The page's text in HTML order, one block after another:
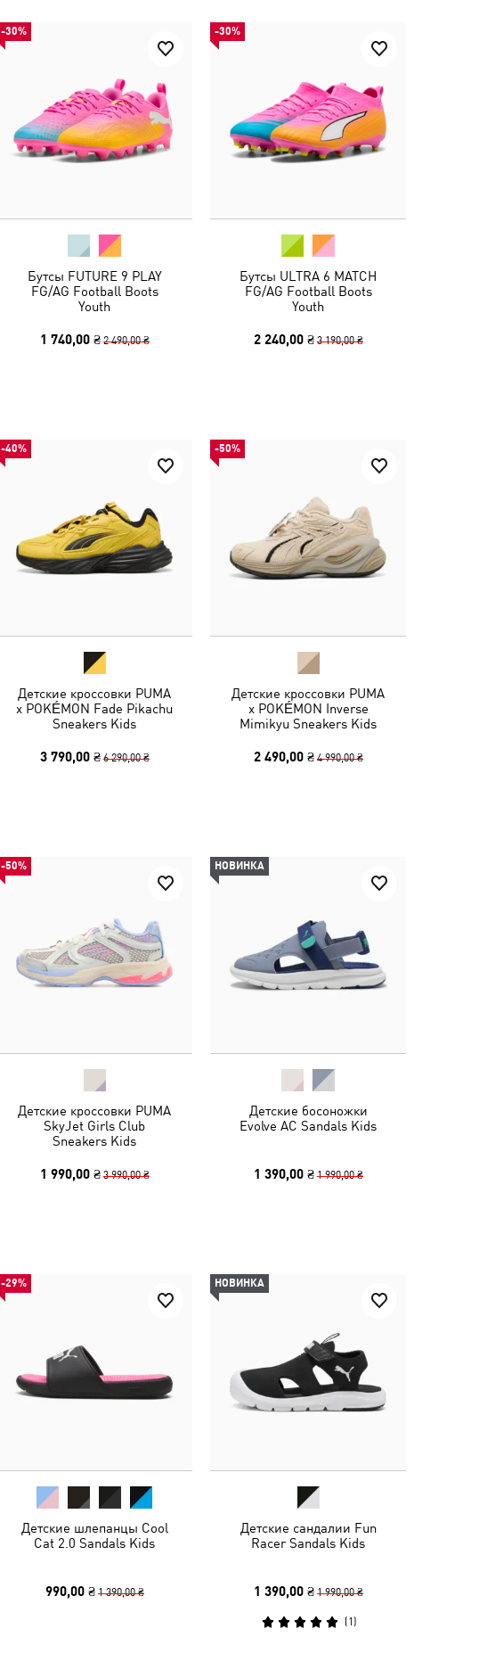
-30%
Бутсы FUTURE 9 PLAY
FG/AG Football Boots
Youth
1 740,00 ₴ 2 490,00 ₴
-30%
Бутсы ULTRA 6 MATCH
FG/AG Football Boots
Youth
2 240,00 ₴ 3 190,00 ₴
-40%
Детские кроссовки PUMA
x POKÉMON Fade Pikachu
Sneakers Kids
3 790,00 ₴ 6 290,00 ₴
-50%
Детские кроссовки PUMA
x POKÉMON Inverse
Mimikyu Sneakers Kids
2 490,00 ₴ 4 990,00 ₴
-50%
Детские кроссовки PUMA
SkyJet Girls Club
Sneakers Kids
1 990,00 ₴ 3 990,00 ₴
НОВИНКА
Детские босоножки
Evolve AC Sandals Kids
1 390,00 ₴ 1 990,00 ₴
-29%
Детские шлепанцы Cool
Cat 2.0 Sandals Kids
990,00 ₴ 1 390,00 ₴
НОВИНКА
Детские сандалии Fun
Racer Sandals Kids
1 390,00 ₴ 1 990,00 ₴
(1 )